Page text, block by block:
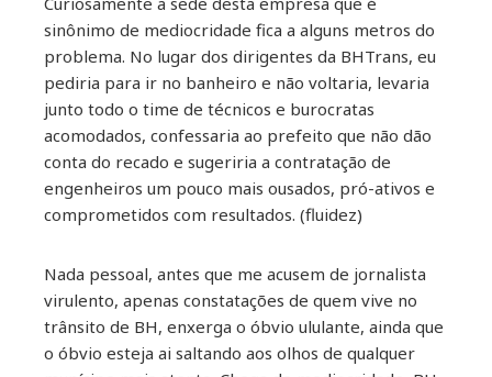
sinônimo de mediocridade fica a alguns metros do
problema. No lugar dos dirigentes da BHTrans, eu
pediria para ir no banheiro e não voltaria, levaria
junto todo o time de técnicos e burocratas
acomodados, confessaria ao prefeito que não dão
conta do recado e sugeriria a contratação de
engenheiros um pouco mais ousados, pró-ativos e
comprometidos com resultados. (fluidez)
Nada pessoal, antes que me acusem de jornalista
virulento, apenas constatações de quem vive no
trânsito de BH, enxerga o óbvio ululante, ainda que
o óbvio esteja ai saltando aos olhos de qualquer